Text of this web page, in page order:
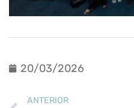
20/03/2026
ANTERIOR